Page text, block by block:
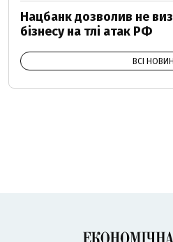
Нацбанк дозволив не
бізнесу на тлі атак РФ
ВСІ